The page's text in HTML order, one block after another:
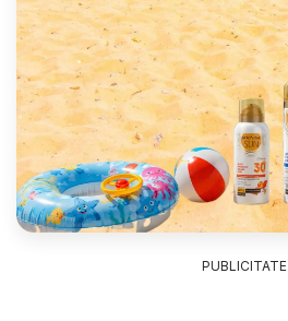
PUBLICITATE